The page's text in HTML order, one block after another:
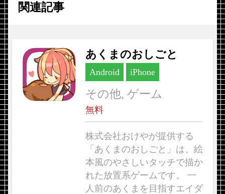
関連記事
あくまのおしごと
Android iPhone
その他, ゲーム
無料
株式会社おけやが提供する
「あくまのおしごと」は、絵
本風のやさしいタッチで描か
れた放置系ゲームです。 一
人前のあくまを目指すエイダ